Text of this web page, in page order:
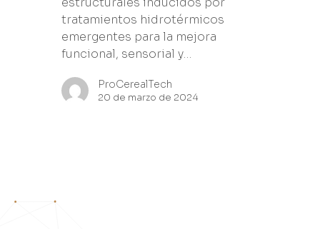
tratamientos hidrotérmicos
emergentes para la mejora
funcional, sensorial y…
ProCerealTech
20 de marzo de 2024